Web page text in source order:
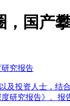
，国产
研究报告
及投资人士，结
度研究报告》。